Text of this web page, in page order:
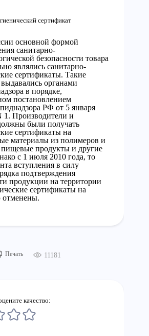
сертификат
основной формой
санитарно-
безопасности товара
являлись санитарно-
сертификаты. Такие
органами
в порядке,
постановлением
РФ от 5 января
1. Производители и
были получать
сертификаты на
материалы из полимеров и
пищевые продукты и другие
с 1 июля 2010 года, то
вступления в силу
подтверждения
продукции на территории
сертификаты на
Печать 11181
качество: